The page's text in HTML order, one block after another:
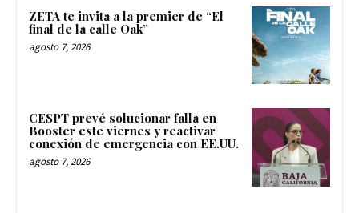
ZETA te invita a la premier de “El
final de la calle Oak”
agosto 7, 2026
CESPT prevé solucionar falla en
Booster este viernes y reactivar
conexión de emergencia con EE.UU.
agosto 7, 2026